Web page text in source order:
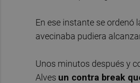
En ese instante se ordenó
avecinaba pudiera
Unos minutos después y
Alves un contra break